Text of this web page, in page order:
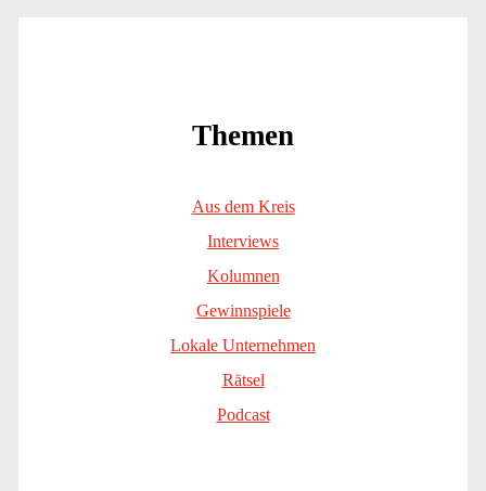
Themen
Aus dem Kreis
Interviews
Kolumnen
Gewinnspiele
Lokale Unternehmen
Rätsel
Podcast